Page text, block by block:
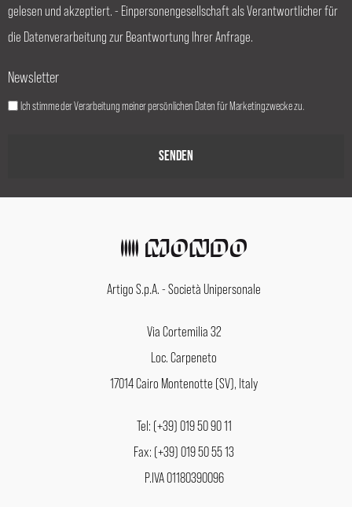
gelesen und akzeptiert. - Einpersonengesellschaft als Verantwortlicher für
die Datenverarbeitung zur Beantwortung Ihrer Anfrage.
Newsletter
Ich stimme der Verarbeitung meiner persönlichen Daten für Marketingzwecke zu.
Artigo S.p.A. - Società Unipersonale
Via Cortemilia 32
Loc. Carpeneto
17014 Cairo Montenotte (SV), Italy
Tel: (+39) 019 50 90 11
Fax: (+39) 019 50 55 13
P.IVA 01180390096